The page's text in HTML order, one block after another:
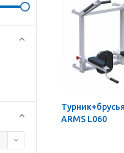
ARMS L060